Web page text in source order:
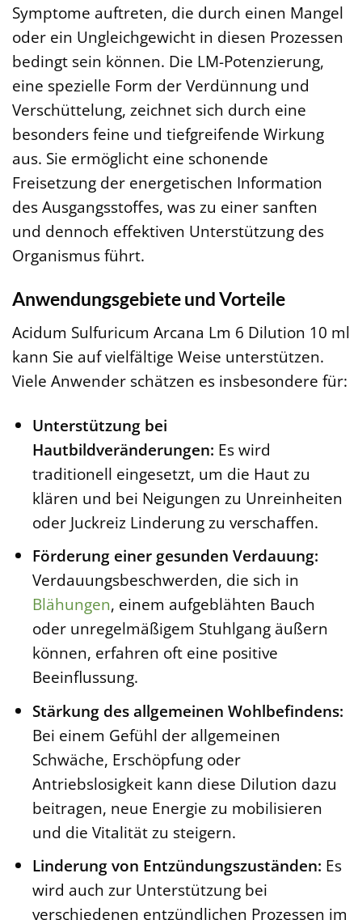
Symptome auftreten, die durch einen Mangel
oder ein Ungleichgewicht in diesen Prozessen
bedingt sein können. Die LM-Potenzierung,
eine spezielle Form der Verdünnung und
Verschüttelung, zeichnet sich durch eine
besonders feine und tiefgreifende Wirkung
aus. Sie ermöglicht eine schonende
Freisetzung der energetischen Information
des Ausgangsstoffes, was zu einer sanften
und dennoch effektiven Unterstützung des
Organismus führt.
Anwendungsgebiete und Vorteile
Acidum Sulfuricum Arcana Lm 6 Dilution 10 ml
kann Sie auf vielfältige Weise unterstützen.
Viele Anwender schätzen es insbesondere für:
Unterstützung bei
Hautbildveränderungen: Es wird
traditionell eingesetzt, um die Haut zu
klären und bei Neigungen zu Unreinheiten
oder Juckreiz Linderung zu verschaffen.
Förderung einer gesunden Verdauung:
Verdauungsbeschwerden, die sich in
Blähungen, einem aufgeblähten Bauch
oder unregelmäßigem Stuhlgang äußern
können, erfahren oft eine positive
Beeinflussung.
Stärkung des allgemeinen Wohlbefindens:
Bei einem Gefühl der allgemeinen
Schwäche, Erschöpfung oder
Antriebslosigkeit kann diese Dilution dazu
beitragen, neue Energie zu mobilisieren
und die Vitalität zu steigern.
Linderung von Entzündungszuständen: Es
wird auch zur Unterstützung bei
verschiedenen entzündlichen Prozessen im